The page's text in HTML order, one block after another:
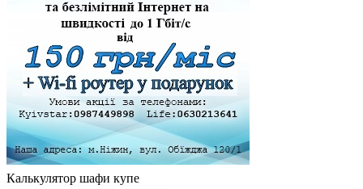
Калькулятор шафи купе